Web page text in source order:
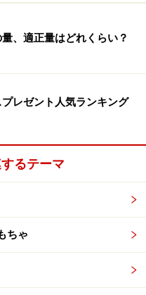
、適正量はどれくらい？
レゼント人気ランキング
るテーマ
ちゃ